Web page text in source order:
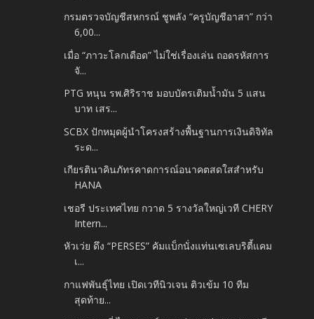
กรมตรวจบัญชีสหกรณ์ ชูพลัง “ครูบัญชีอาสา” กว่า
6,00...
เมื่อ “ภาวะโลกเดือด” ไม่ใช่เรื่องเล่น ถอดรหัสการ
จั...
PTG หนุน รพ.ศิริราช มอบบัตรเติมน้ำมัน 5 แสน
บาท เสร...
SCBX ปักหมุดผู้นำโครงสร้างพื้นฐานการเงินดิจิทัล
ระด...
เกียรตินาคินภัทรคาดการณ์อนาคตสดใสสำหรับ
HANA
เชอรี ประเทศไทย กวาด 5 รางวัลใหญ่เวที CHERY
Intern...
หัวเว่ย ดึง “PERSES” คัมแบ็กนั่งแท่นเซเลบริตี้แคม
เ...
กาแฟพันธุ์ไทย เปิดเวทีนิวเจน ติวเข้ม 10 ทีม
สุดท้าย...